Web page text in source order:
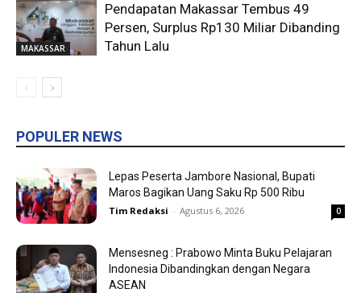
MAKASSAR
Pendapatan Makassar Tembus 49
Persen, Surplus Rp130 Miliar Dibanding
Tahun Lalu
POPULER NEWS
Lepas Peserta Jambore Nasional, Bupati
Maros Bagikan Uang Saku Rp 500 Ribu
Tim Redaksi - Agustus 6, 2026 0
Mensesneg : Prabowo Minta Buku Pelajaran
Indonesia Dibandingkan dengan Negara
ASEAN